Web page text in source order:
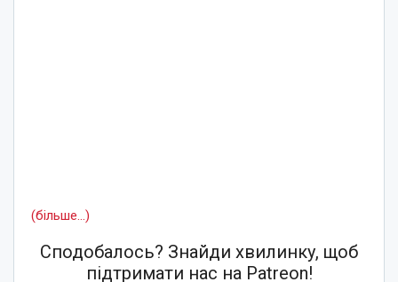
(більше…)
Сподобалось? Знайди хвилинку, щоб
підтримати нас на Patreon!